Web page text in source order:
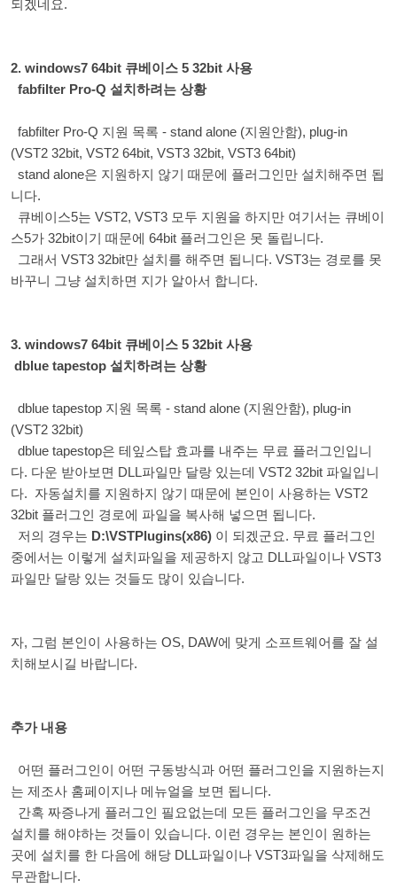
되겠네요.
2. windows7 64bit 큐베이스 5 32bit 사용
fabfilter Pro-Q 설치하려는 상황
fabfilter Pro-Q 지원 목록 - stand alone (지원안함), plug-in
(VST2 32bit, VST2 64bit, VST3 32bit, VST3 64bit)
stand alone은 지원하지 않기 때문에 플러그인만 설치해주면 됩
니다.
큐베이스5는 VST2, VST3 모두 지원을 하지만 여기서는 큐베이
스5가 32bit이기 때문에 64bit 플러그인은 못 돌립니다.
그래서 VST3 32bit만 설치를 해주면 됩니다. VST3는 경로를 못
바꾸니 그냥 설치하면 지가 알아서 합니다.
3. windows7 64bit 큐베이스 5 32bit 사용
dblue tapestop 설치하려는 상황
dblue tapestop 지원 목록 - stand alone (지원안함), plug-in
(VST2 32bit)
dblue tapestop은 테잎스탑 효과를 내주는 무료 플러그인입니
다. 다운 받아보면 DLL파일만 달랑 있는데 VST2 32bit 파일입니
다. 자동설치를 지원하지 않기 때문에 본인이 사용하는 VST2
32bit 플러그인 경로에 파일을 복사해 넣으면 됩니다.
저의 경우는 D:\VSTPlugins(x86) 이 되겠군요. 무료 플러그인
중에서는 이렇게 설치파일을 제공하지 않고 DLL파일이나 VST3
파일만 달랑 있는 것들도 많이 있습니다.
자, 그럼 본인이 사용하는 OS, DAW에 맞게 소프트웨어를 잘 설
치해보시길 바랍니다.
추가 내용
어떤 플러그인이 어떤 구동방식과 어떤 플러그인을 지원하는지
는 제조사 홈페이지나 메뉴얼을 보면 됩니다.
간혹 짜증나게 플러그인 필요없는데 모든 플러그인을 무조건
설치를 해야하는 것들이 있습니다. 이런 경우는 본인이 원하는
곳에 설치를 한 다음에 해당 DLL파일이나 VST3파일을 삭제해도
무관합니다.